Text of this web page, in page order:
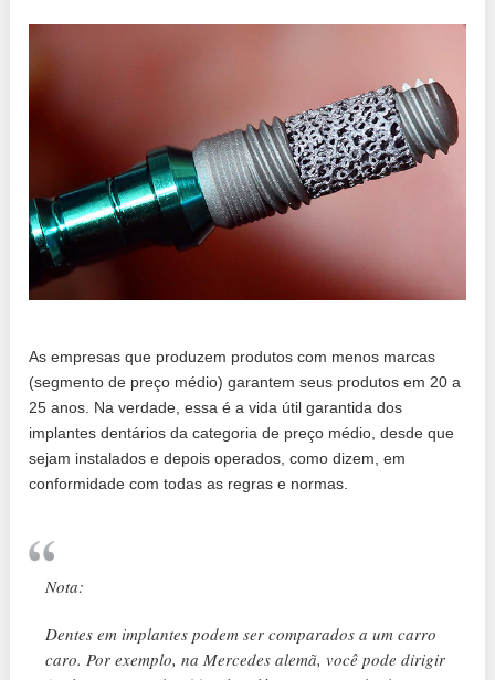
As empresas que produzem produtos com menos marcas
(segmento de preço médio) garantem seus produtos em 20 a
25 anos. Na verdade, essa é a vida útil garantida dos
implantes dentários da categoria de preço médio, desde que
sejam instalados e depois operados, como dizem, em
conformidade com todas as regras e normas.
Nota:
Dentes em implantes podem ser comparados a um carro
caro. Por exemplo, na Mercedes alemã, você pode dirigir